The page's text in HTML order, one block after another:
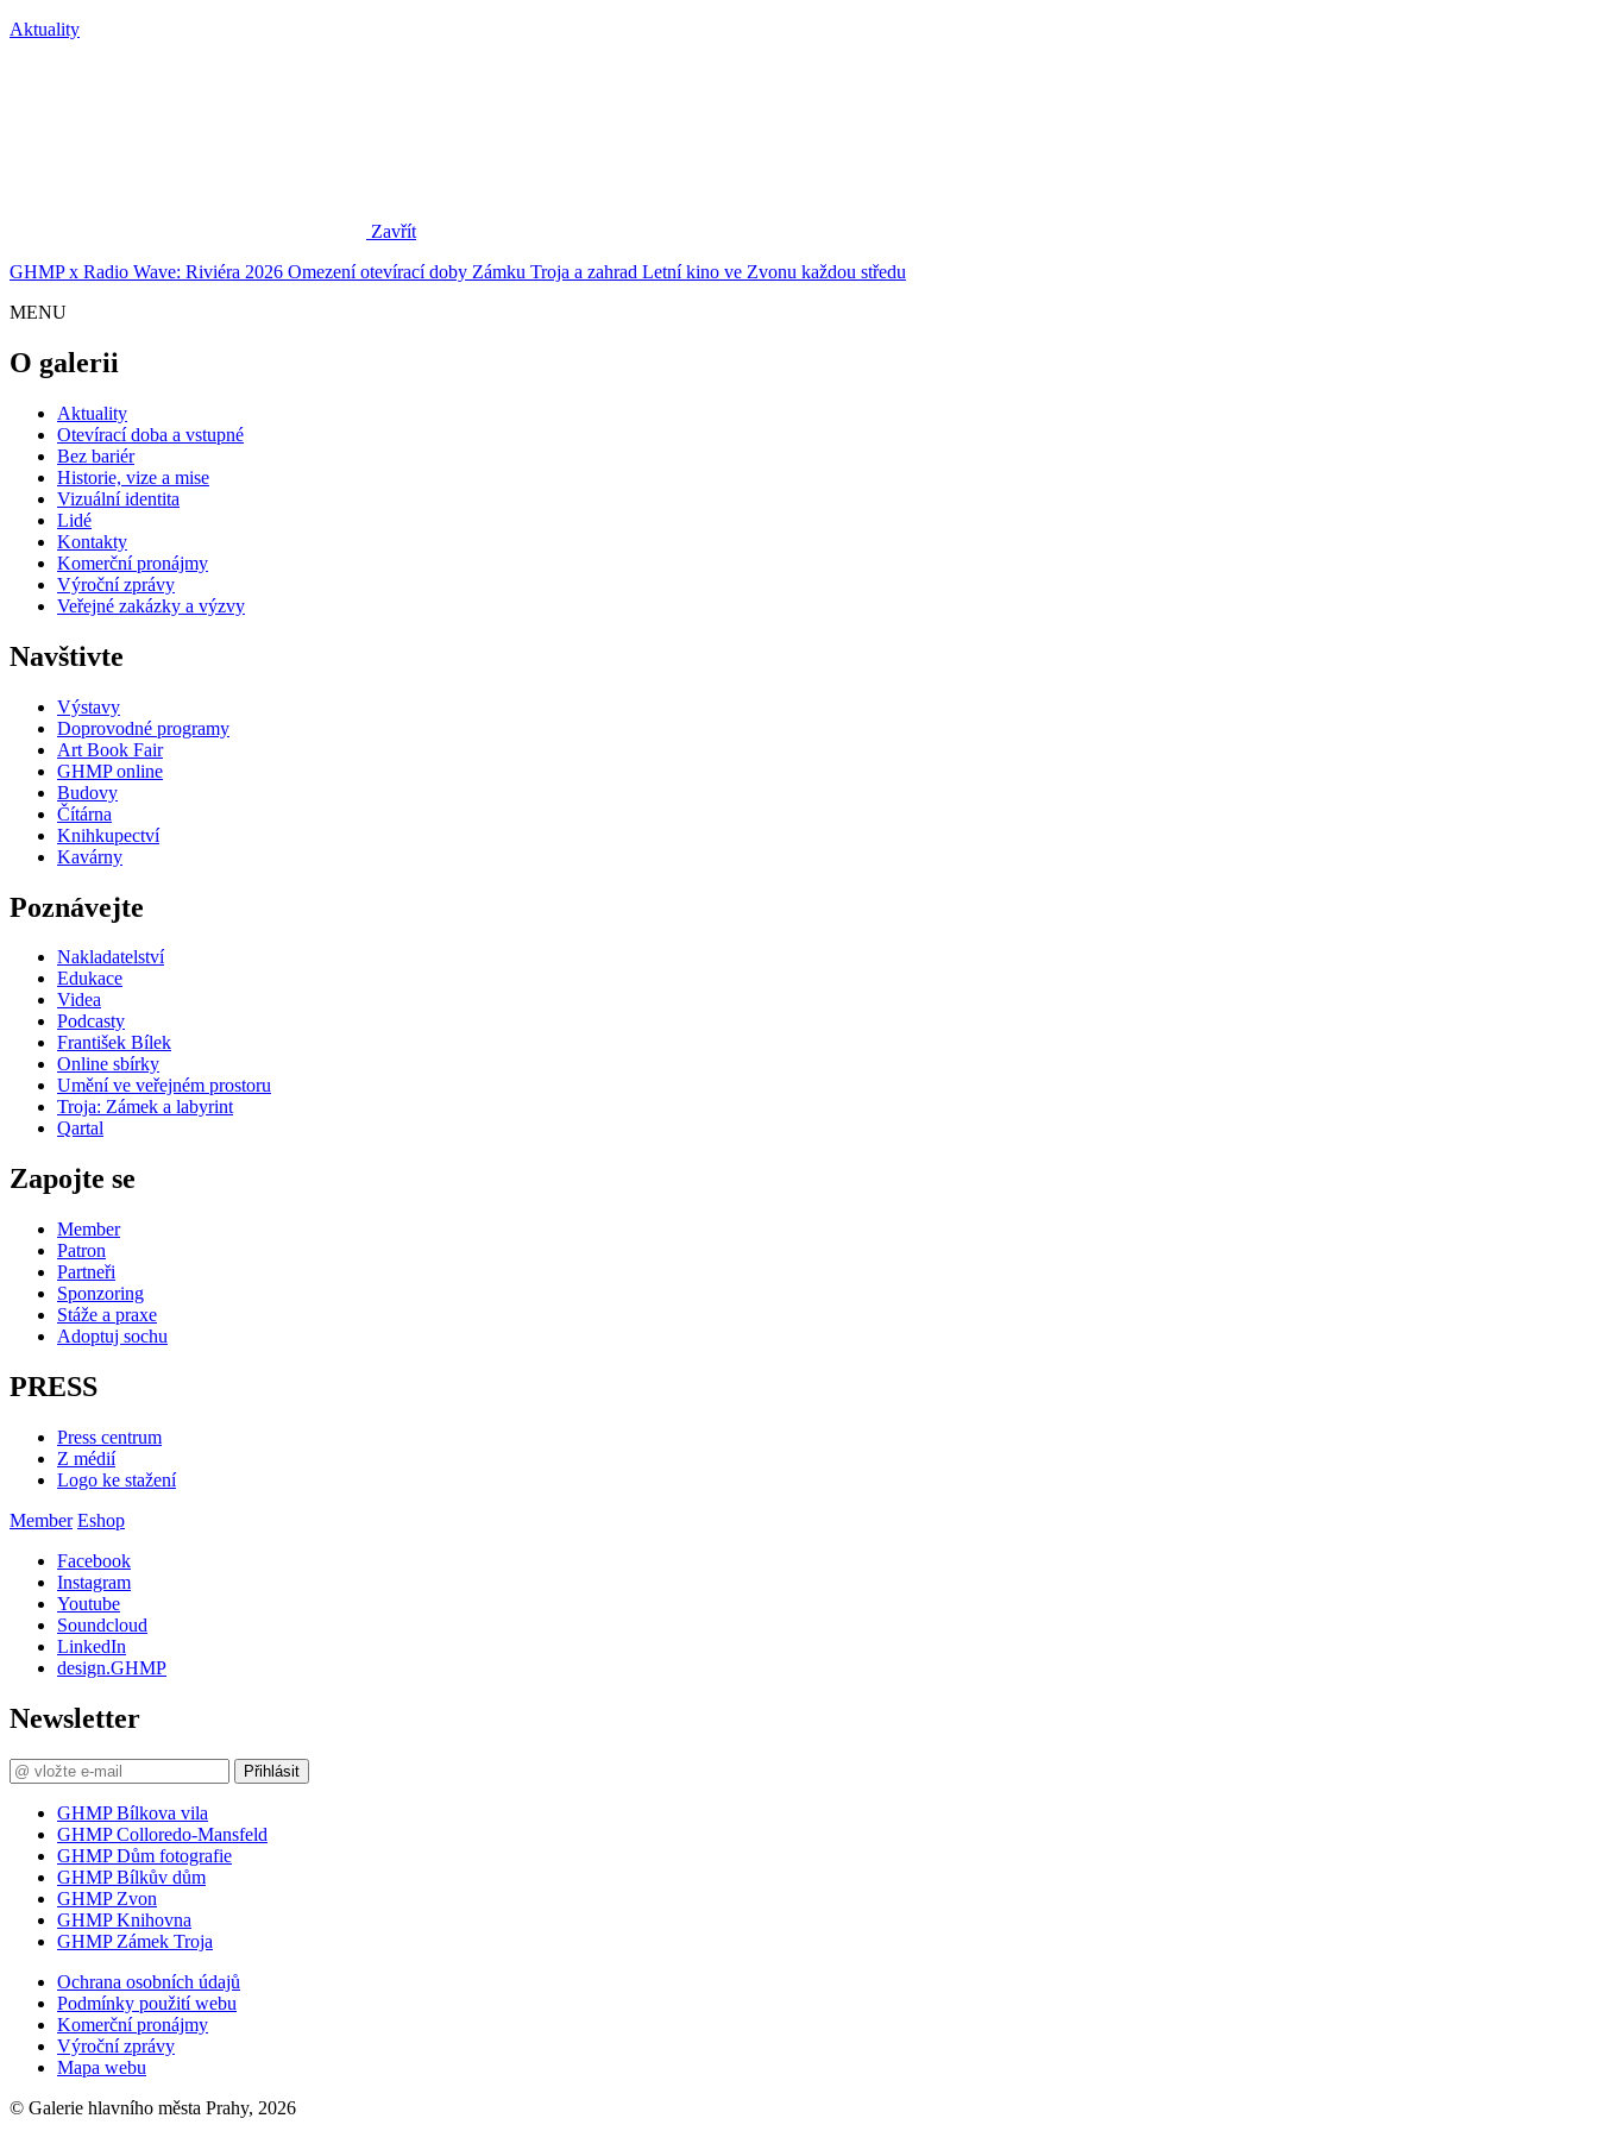
Aktuality
Zavřít
GHMP x Radio Wave: Riviéra 2026 Omezení otevírací doby Zámku Troja a zahrad Letní kino ve Zvonu každou středu
MENU
O galerii
Aktuality
Otevírací doba a vstupné
Bez bariér
Historie, vize a mise
Vizuální identita
Lidé
Kontakty
Komerční pronájmy
Výroční zprávy
Veřejné zakázky a výzvy
Navštivte
Výstavy
Doprovodné programy
Art Book Fair
GHMP online
Budovy
Čítárna
Knihkupectví
Kavárny
Poznávejte
Nakladatelství
Edukace
Videa
Podcasty
František Bílek
Online sbírky
Umění ve veřejném prostoru
Troja: Zámek a labyrint
Qartal
Zapojte se
Member
Patron
Partneři
Sponzoring
Stáže a praxe
Adoptuj sochu
PRESS
Press centrum
Z médií
Logo ke stažení
Member Eshop
Facebook
Instagram
Youtube
Soundcloud
LinkedIn
design.GHMP
Newsletter
Přihlásit
GHMP Bílkova vila
GHMP Colloredo-Mansfeld
GHMP Dům fotografie
GHMP Bílkův dům
GHMP Zvon
GHMP Knihovna
GHMP Zámek Troja
Ochrana osobních údajů
Podmínky použití webu
Komerční pronájmy
Výroční zprávy
Mapa webu
© Galerie hlavního města Prahy, 2026